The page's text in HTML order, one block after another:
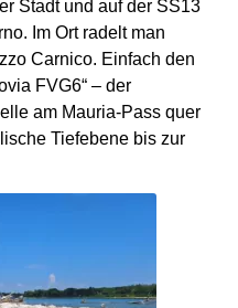
Stadt und auf der SS13
Im Ort radelt man
Carnico. Einfach den
FVG6“ – der
am Mauria-Pass quer
Tiefebene bis zur